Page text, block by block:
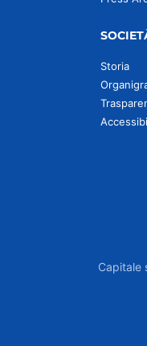
Storia
Capitale